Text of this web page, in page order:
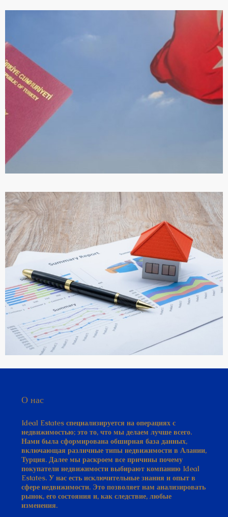
ПОДРОБНЕЕ
ПОДРОБНЕЕ
РУКОВОДСТВО ПОКУПАТЕЛЯ
ПОДРОБНЕЕ
О нас
Ideal Estates специализируется на операциях с
недвижимостью; это то, что мы делаем лучше всего.
Нами была сформирована обширная база данных,
включающая различные типы недвижимости в Алании,
Турция. Далее мы раскроем все причины почему
покупатели недвижимости выбирают компанию Ideal
Estates. У нас есть исключительные знания и опыт в
сфере недвижимости. Это позволяет нам анализировать
рынок, его состояния и, как следствие, любые
изменения.